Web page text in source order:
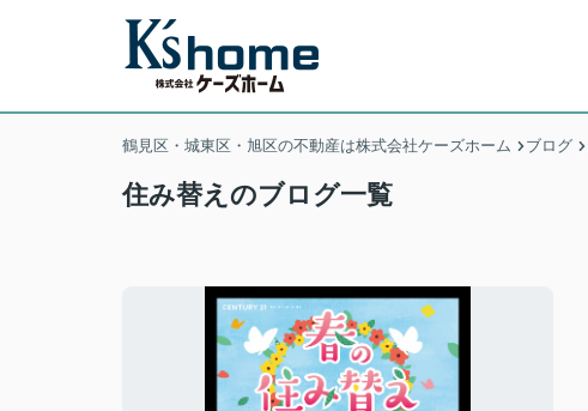
鶴見区・城東区・旭区の不動産は株式会社ケーズホーム ブログ
住み替えのブログ一覧